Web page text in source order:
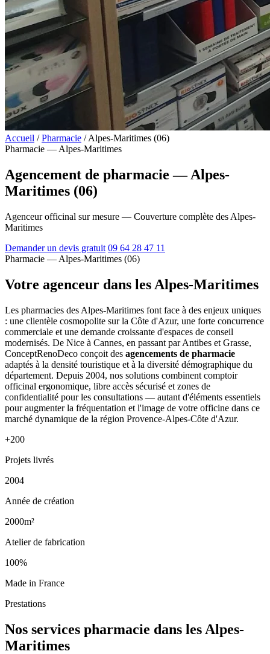
Accueil / Pharmacie / Alpes-Maritimes (06)
Pharmacie — Alpes-Maritimes
Agencement de pharmacie — Alpes-
Maritimes (06)
Agenceur officinal sur mesure — Couverture complète des Alpes-
Maritimes
Demander un devis gratuit 09 64 28 47 11
Pharmacie — Alpes-Maritimes (06)
Votre agenceur dans les Alpes-Maritimes
Les pharmacies des Alpes-Maritimes font face à des enjeux uniques
: une clientèle cosmopolite sur la Côte d'Azur, une forte concurrence
commerciale et une demande croissante d'espaces de conseil
modernisés. De Nice à Cannes, en passant par Antibes et Grasse,
ConceptRenoDeco conçoit des agencements de pharmacie
adaptés à la densité touristique et à la diversité démographique du
département. Depuis 2004, nos solutions combinent comptoir
officinal ergonomique, libre accès sécurisé et zones de
confidentialité pour les consultations — autant d'éléments essentiels
pour augmenter la fréquentation et l'image de votre officine dans ce
marché dynamique de la région Provence-Alpes-Côte d'Azur.
+200
Projets livrés
2004
Année de création
2000m²
Atelier de fabrication
100%
Made in France
Prestations
Nos services pharmacie dans les Alpes-
Maritimes